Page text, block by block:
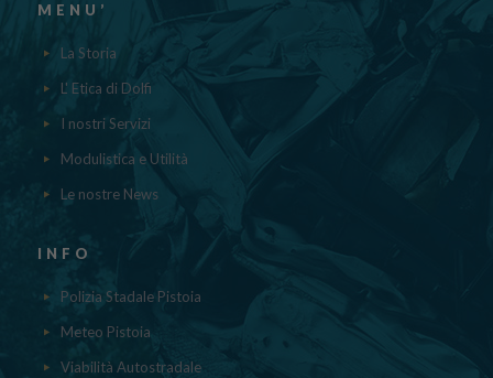
MENU’
La Storia
L' Etica di Dolfi
I nostri Servizi
Modulistica e Utilità
Le nostre News
INFO
Polizia Stadale Pistoia
Meteo Pistoia
Viabilità Autostradale